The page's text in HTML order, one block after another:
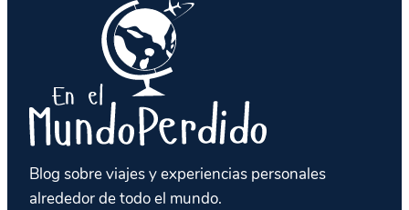
Blog sobre viajes y experiencias personales
alrededor de todo el mundo.